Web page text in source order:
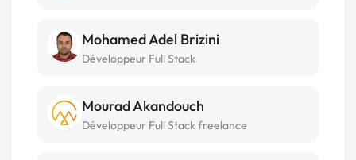
Mohamed Adel Brizini
Développeur Full Stack
Mourad Akandouch
Développeur Full Stack freelance